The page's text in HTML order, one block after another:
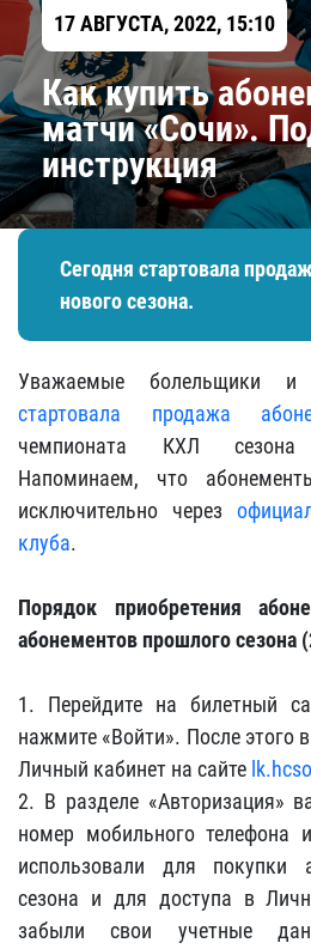
17 АВГУСТА, 2022, 15:10
Как купить
матчи «Сочи».
инструкция
Сегодня стартовала
нового сезона.
Уважаемые болельщики и
стартовала продажа
чемпионата КХЛ
Напоминаем, что
исключительно через
клуба.
Порядок приобретения
абонементов прошлого сезона
1. Перейдите на билетный
нажмите «Войти». После этого
Личный кабинет на сайте
2. В разделе «Авторизация»
номер мобильного телефона
использовали для покупки
сезона и для доступа в
забыли свои учетные